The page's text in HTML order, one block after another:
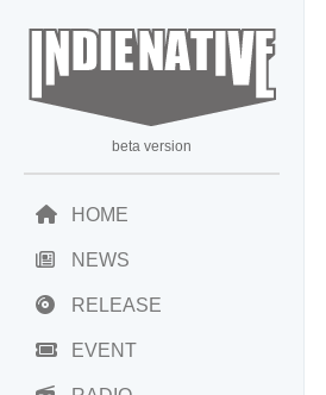
beta version
HOME
NEWS
RELEASE
EVENT